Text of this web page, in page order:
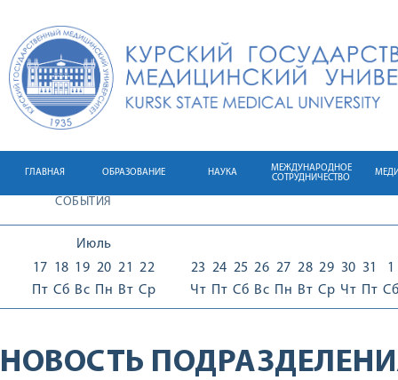
ГЛАВНАЯ ОБРАЗОВАНИЕ НАУКА
МЕЖДУНАРОДНОЕ
СОТРУДНИЧЕСТВО
СОБЫТИЯ
Июль
17
Пт
18
Сб
19
Вс
20
Пн
21
Вт
22
Ср
23
Чт
24
Пт
25
Сб
26
Вс
27
Пн
28
Вт
29
Ср
30
Чт
31
Пт
1
Сб
НОВОСТЬ